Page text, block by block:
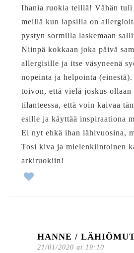
Ihania ruokia teillä! Vähän tuli
meillä kun lapsilla on
pystyn sormilla laskemaan
Niinpä kokkaan joka päivä
allergisille ja itse väsyneenä
nopeinta ja helpointa
toivon, että vielä joskus ollaan
tilanteessa, että voin kaivaa
esille ja käyttää inspiraationa
Ei nyt ehkä ihan lähivuosina,
Tosi kiva ja mielenkiintoinen
arkiruokiin!
HANNE /
21/01/2020 at 19:10